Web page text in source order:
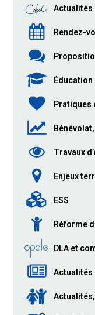
Actualités
Rendez-
Pratiques
Travaux
Enjeux
ESS
Réforme
DLA et
Actualités